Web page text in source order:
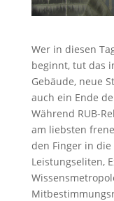
Wer in diesen
beginnt, tut das
Gebäude, neue
auch ein Ende
Während RUB-
am liebsten
den Finger in die
Leistungseliten,